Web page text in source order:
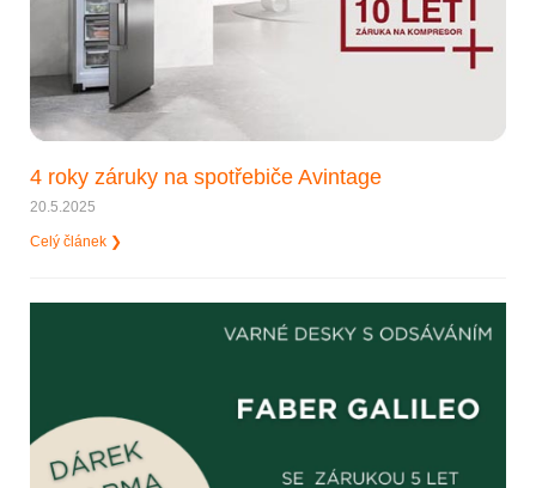
4 roky záruky na spotřebiče Avintage
20.5.2025
Celý článek ❯